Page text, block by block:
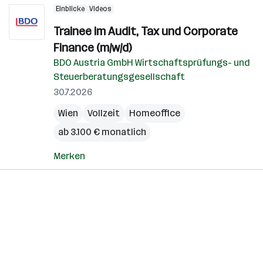
Einblicke Videos
Trainee im Audit, Tax und Corporate
Finance (m/w/d)
BDO Austria GmbH Wirtschaftsprüfungs- und
Steuerberatungsgesellschaft
30.7.2026
Wien
Vollzeit
Homeoffice
ab 3.100 € monatlich
Merken